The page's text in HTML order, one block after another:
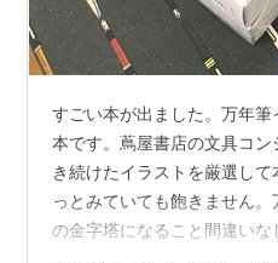
すごい本が出ました。万年
本です。蔦屋書店の文具コ
き続けたイラストを厳選し
っとみていても飽きません
の金字塔になること間違いな